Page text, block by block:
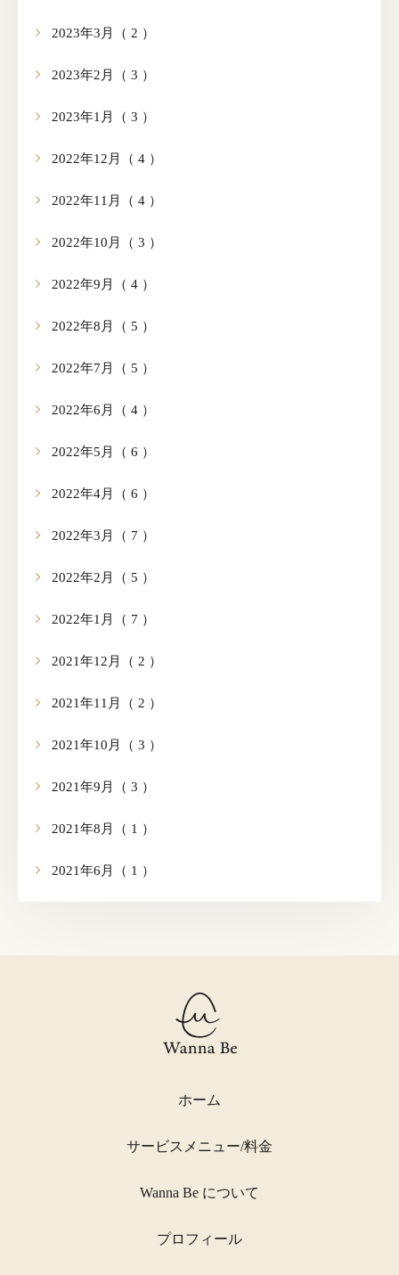
2023年3月（ 2 ）
2023年2月（ 3 ）
2023年1月（ 3 ）
2022年12月（ 4 ）
2022年11月（ 4 ）
2022年10月（ 3 ）
2022年9月（ 4 ）
2022年8月（ 5 ）
2022年7月（ 5 ）
2022年6月（ 4 ）
2022年5月（ 6 ）
2022年4月（ 6 ）
2022年3月（ 7 ）
2022年2月（ 5 ）
2022年1月（ 7 ）
2021年12月（ 2 ）
2021年11月（ 2 ）
2021年10月（ 3 ）
2021年9月（ 3 ）
2021年8月（ 1 ）
2021年6月（ 1 ）
ホーム
サービスメニュー/料金
Wanna Be について
プロフィール